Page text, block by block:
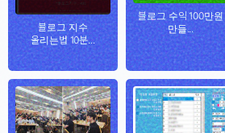
블로그 지수
올리는법 10분...
블로그 수익 100만원
만들...